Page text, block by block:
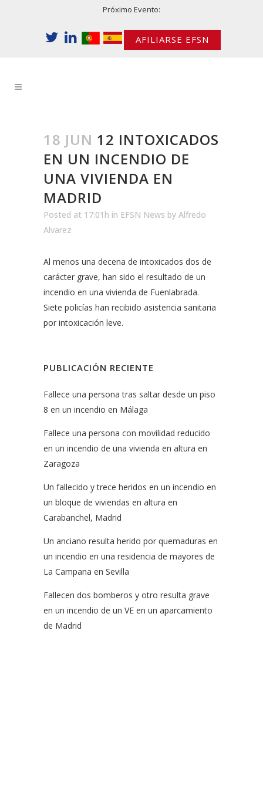
Próximo Evento:
AFILIARSE EFSN
18 JUN 12 INTOXICADOS
EN UN INCENDIO DE
UNA VIVIENDA EN
MADRID
Posted at 17:01h in EFSN News by Alfredo
Alvarez
Al menos una decena de intoxicados dos de
carácter grave, han sido el resultado de un
incendio en una vivienda de Fuenlabrada.
Siete policías han recibido asistencia sanitaria
por intoxicación leve.
PUBLICACIÓN RECIENTE
Fallece una persona tras saltar desde un piso
8 en un incendio en Málaga
Fallece una persona con movilidad reducido
en un incendio de una vivienda en altura en
Zaragoza
Un fallecido y trece heridos en un incendio en
un bloque de viviendas en altura en
Carabanchel, Madrid
Un anciano resulta herido por quemaduras en
un incendio en una residencia de mayores de
La Campana en Sevilla
Fallecen dos bomberos y otro resulta grave
en un incendio de un VE en un aparcamiento
de Madrid